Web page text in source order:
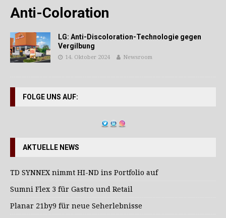
Anti-Coloration
LG: Anti-Discoloration-Technologie gegen
Vergilbung
14. Oktober 2024 Newsroom
FOLGE UNS AUF:
AKTUELLE NEWS
TD SYNNEX nimmt HI-ND ins Portfolio auf
Sumni Flex 3 für Gastro und Retail
Planar 21by9 für neue Seherlebnisse